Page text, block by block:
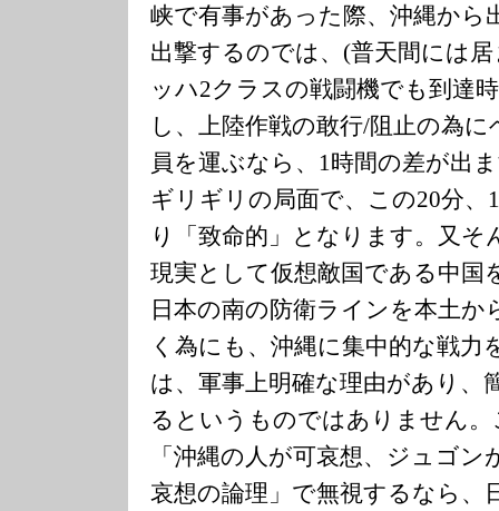
峡で有事があった際、沖縄から
出撃するのでは、(普天間には
ッハ2クラスの戦闘機でも到達
し、上陸作戦の敢行/阻止の為
員を運ぶなら、1時間の差が出
ギリギリの局面で、この20分、
り「致命的」となります。又
現実として仮想敵国である中国
日本の南の防衛ラインを本土
く為にも、沖縄に集中的な戦力
は、軍事上明確な理由があり、
るというものではありません
「沖縄の人が可哀想、ジュゴ
哀想の論理」で無視するなら、